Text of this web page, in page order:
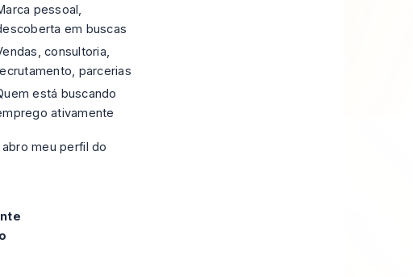
pessoal,
em buscas
consultoria,
parcerias
está buscando
ativamente
meu perfil do